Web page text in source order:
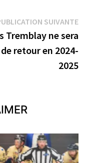
SUIVANTE
Tremblay ne sera
retour en 2024-
2025